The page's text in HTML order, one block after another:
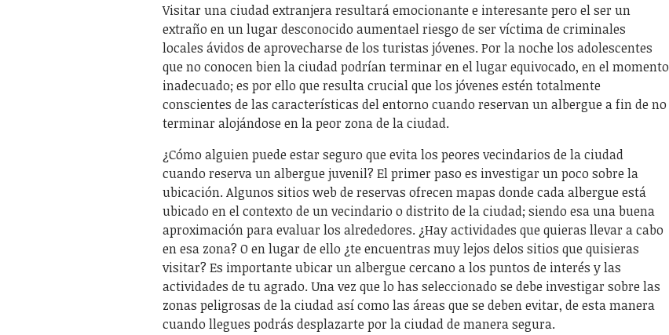
Visitar una ciudad extranjera resultará emocionante e interesante pero el ser un
extraño en un lugar desconocido aumentael riesgo de ser víctima de criminales
locales ávidos de aprovecharse de los turistas jóvenes. Por la noche los adolescentes
que no conocen bien la ciudad podrían terminar en el lugar equivocado, en el momento
inadecuado; es por ello que resulta crucial que los jóvenes estén totalmente
conscientes de las características del entorno cuando reservan un albergue a fin de no
terminar alojándose en la peor zona de la ciudad.
¿Cómo alguien puede estar seguro que evita los peores vecindarios de la ciudad
cuando reserva un albergue juvenil? El primer paso es investigar un poco sobre la
ubicación. Algunos sitios web de reservas ofrecen mapas donde cada albergue está
ubicado en el contexto de un vecindario o distrito de la ciudad; siendo esa una buena
aproximación para evaluar los alrededores. ¿Hay actividades que quieras llevar a cabo
en esa zona? O en lugar de ello ¿te encuentras muy lejos delos sitios que quisieras
visitar? Es importante ubicar un albergue cercano a los puntos de interés y las
actividades de tu agrado. Una vez que lo has seleccionado se debe investigar sobre las
zonas peligrosas de la ciudad así como las áreas que se deben evitar, de esta manera
cuando llegues podrás desplazarte por la ciudad de manera segura.